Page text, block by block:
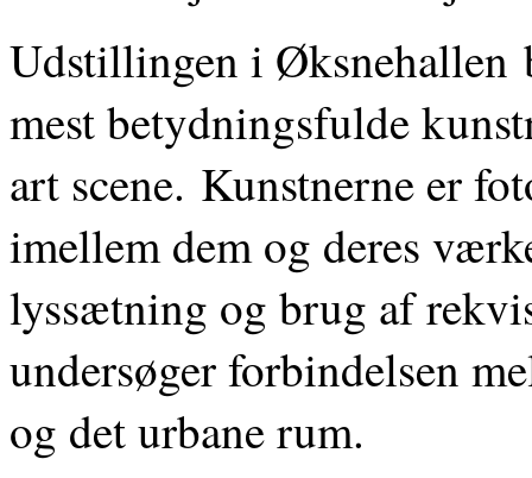
Udstillingen i Øksnehallen
mest betydningsfulde
art scene. Kunstnerne er
imellem dem og deres
lyssætning og brug af
undersøger forbindelsen
og det urbane rum.